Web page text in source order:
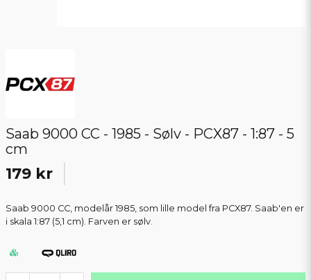
Saab 9000 CC - 1985 - Sølv - PCX87 - 1:87 - 5
cm
179 kr
Saab 9000 CC, modelår 1985, som lille model fra PCX87. Saab'en er
i skala 1:87 (5,1 cm). Farven er sølv.